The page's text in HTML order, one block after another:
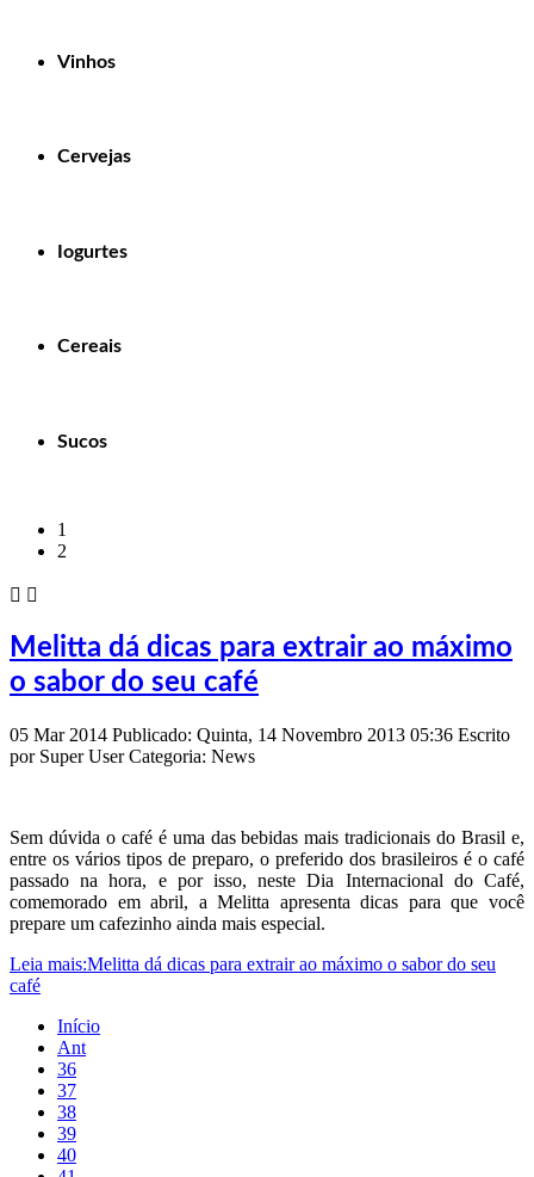
Vinhos
Cervejas
Iogurtes
Cereais
Sucos
1
2
 
Melitta dá dicas para extrair ao máximo
o sabor do seu café
05 Mar 2014 Publicado: Quinta, 14 Novembro 2013 05:36 Escrito
por Super User Categoria: News
Sem dúvida o café é uma das bebidas mais tradicionais do Brasil e,
entre os vários tipos de preparo, o preferido dos brasileiros é o café
passado na hora, e por isso, neste Dia Internacional do Café,
comemorado em abril, a Melitta apresenta dicas para que você
prepare um cafezinho ainda mais especial.
Leia mais:Melitta dá dicas para extrair ao máximo o sabor do seu
café
Início
Ant
36
37
38
39
40